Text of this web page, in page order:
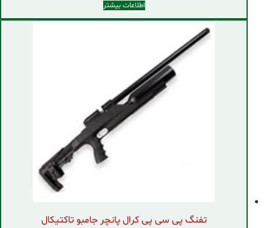
اطلاعات بیشتر
تفنگ پی سی پی کرال پانچر جامبو تاکتیکال